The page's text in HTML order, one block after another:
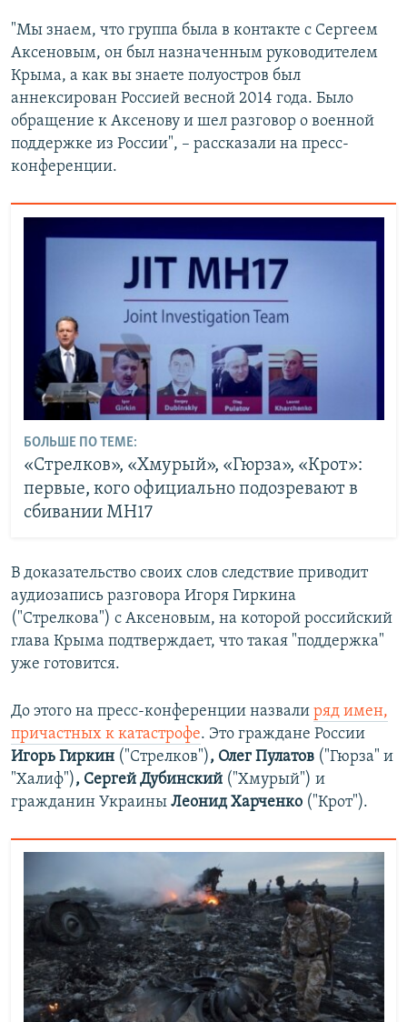
"Мы знаем, что группа была в контакте с Сергеем
Аксеновым, он был назначенным руководителем
Крыма, а как вы знаете полуостров был
аннексирован Россией весной 2014 года. Было
обращение к Аксенову и шел разговор о военной
поддержке из России", – рассказали на пресс-
конференции.
БОЛЬШЕ ПО ТЕМЕ:
«Стрелков», «Хмурый», «Гюрза», «Крот»:
первые, кого официально подозревают в
сбивании MH17
В доказательство своих слов следствие приводит
аудиозапись разговора Игоря Гиркина
("Стрелкова") с Аксеновым, на которой российский
глава Крыма подтверждает, что такая "поддержка"
уже готовится.
До этого на пресс-конференции назвали ряд имен,
причастных к катастрофе. Это граждане России
Игорь Гиркин ("Стрелков"), Олег Пулатов ("Гюрза" и
"Халиф"), Сергей Дубинский ("Хмурый") и
гражданин Украины Леонид Харченко ("Крот").